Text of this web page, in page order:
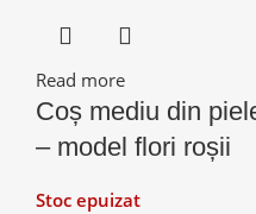
Read more
Coș mediu din
– model flori roșii
Stoc epuizat